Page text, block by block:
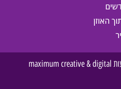
האוזן